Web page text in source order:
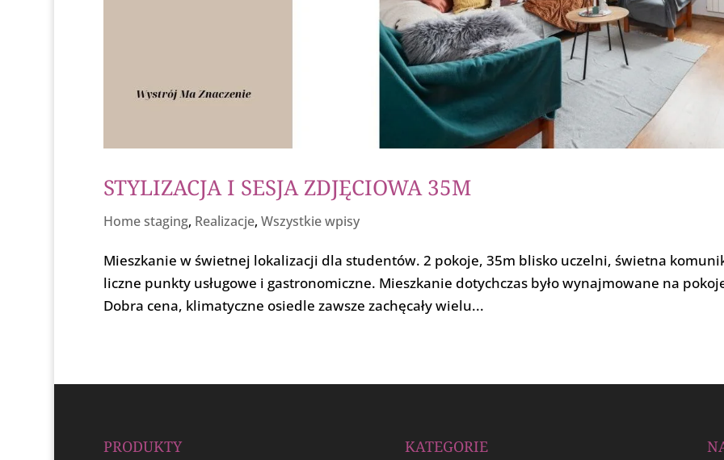
STYLIZACJA I SESJA ZDJĘCIOWA 35M
Home staging, Realizacje, Wszystkie wpisy
Mieszkanie w świetnej lokalizacji dla studentów. 2 pokoje, 35m blisko uczelni, świetna
liczne punkty usługowe i gastronomiczne. Mieszkanie dotychczas było wynajmowane na
Dobra cena, klimatyczne osiedle zawsze zachęcały wielu...
PRODUKTY KATEGORIE